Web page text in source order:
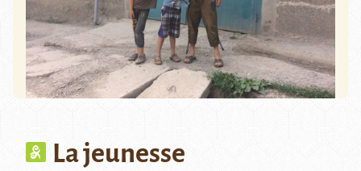
La jeunesse